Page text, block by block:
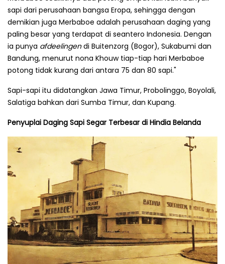
sapi dari perusahaan bangsa Eropa, sehingga dengan
demikian juga Merbaboe adalah perusahaan daging yang
paling besar yang terdapat di seantero Indonesia. Dengan
ia punya afdeelingendi Buitenzorg (Bogor), Sukabumi dan
Bandung, menurut nona Khouw tiap-tiap hari Merbaboe
potong tidak kurang dari antara 75 dan 80 sapi."
Sapi-sapi itu didatangkan Jawa Timur, Probolinggo, Boyolali,
Salatiga bahkan dari Sumba Timur, dan Kupang.
Penyuplai Daging Sapi Segar Terbesar di Hindia Belanda